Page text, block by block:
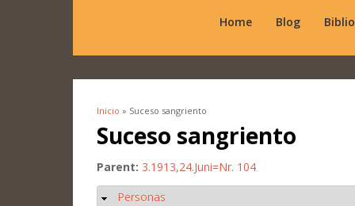
Home Blog
Se encuentra usted aquí
Inicio » Suceso sangriento
Suceso sangriento
Parent: 3.1913,24.Juni=Nr. 104
Ocultar
Personas